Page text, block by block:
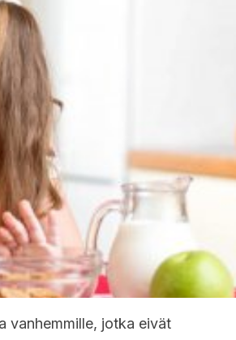
vanhemmille, jotka eivät